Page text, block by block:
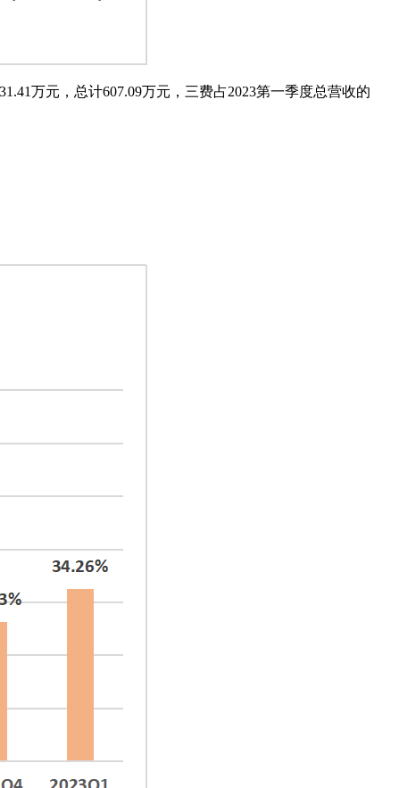
万元，总计607.09万元，三费占2023第一季度总营收的